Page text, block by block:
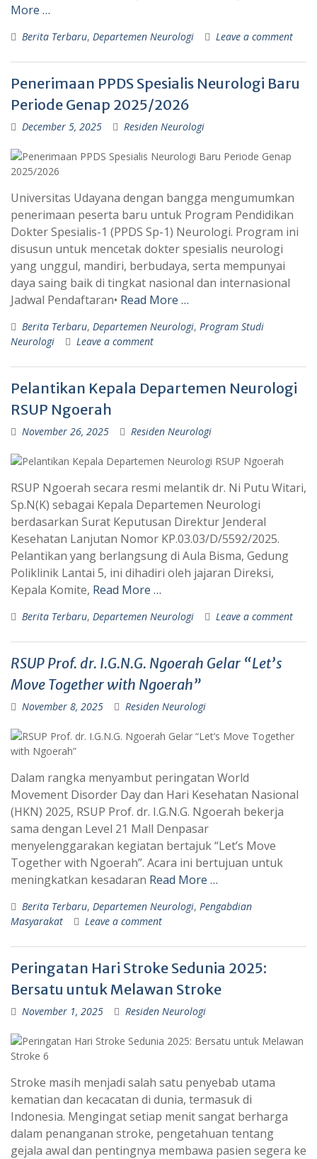
More …
Berita Terbaru, Departemen Neurologi Leave a comment
Penerimaan PPDS Spesialis Neurologi Baru
Periode Genap 2025/2026
December 5, 2025 Residen Neurologi
Universitas Udayana dengan bangga mengumumkan
penerimaan peserta baru untuk Program Pendidikan
Dokter Spesialis-1 (PPDS Sp-1) Neurologi. Program ini
disusun untuk mencetak dokter spesialis neurologi
yang unggul, mandiri, berbudaya, serta mempunyai
daya saing baik di tingkat nasional dan internasional
Jadwal Pendaftaran• Read More …
Berita Terbaru, Departemen Neurologi, Program Studi
Neurologi
Leave a comment
Pelantikan Kepala Departemen Neurologi
RSUP Ngoerah
November 26, 2025 Residen Neurologi
RSUP Ngoerah secara resmi melantik dr. Ni Putu Witari,
Sp.N(K) sebagai Kepala Departemen Neurologi
berdasarkan Surat Keputusan Direktur Jenderal
Kesehatan Lanjutan Nomor KP.03.03/D/5592/2025.
Pelantikan yang berlangsung di Aula Bisma, Gedung
Poliklinik Lantai 5, ini dihadiri oleh jajaran Direksi,
Kepala Komite, Read More …
Berita Terbaru, Departemen Neurologi Leave a comment
RSUP Prof. dr. I.G.N.G. Ngoerah Gelar “Let’s
Move Together with Ngoerah”
November 8, 2025 Residen Neurologi
Dalam rangka menyambut peringatan World
Movement Disorder Day dan Hari Kesehatan Nasional
(HKN) 2025, RSUP Prof. dr. I.G.N.G. Ngoerah bekerja
sama dengan Level 21 Mall Denpasar
menyelenggarakan kegiatan bertajuk “Let’s Move
Together with Ngoerah”. Acara ini bertujuan untuk
meningkatkan kesadaran Read More …
Berita Terbaru, Departemen Neurologi, Pengabdian
Masyarakat
Leave a comment
Peringatan Hari Stroke Sedunia 2025:
Bersatu untuk Melawan Stroke
November 1, 2025 Residen Neurologi
Stroke masih menjadi salah satu penyebab utama
kematian dan kecacatan di dunia, termasuk di
Indonesia. Mengingat setiap menit sangat berharga
dalam penanganan stroke, pengetahuan tentang
gejala awal dan pentingnya membawa pasien segera ke